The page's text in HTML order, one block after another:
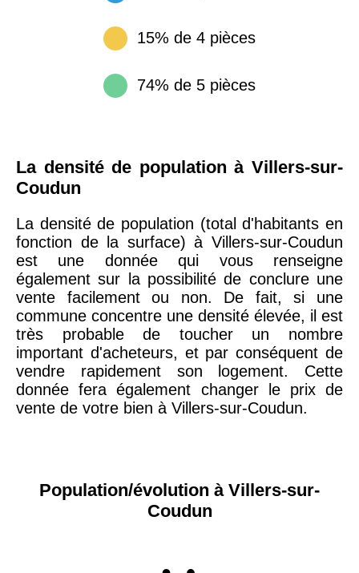
15% de 4 pièces
74% de 5 pièces
La densité de population à Villers-sur-
Coudun
La densité de population (total d'habitants en
fonction de la surface) à Villers-sur-Coudun
est une donnée qui vous renseigne
également sur la possibilité de conclure une
vente facilement ou non. De fait, si une
commune concentre une densité élevée, il est
très probable de toucher un nombre
important d'acheteurs, et par conséquent de
vendre rapidement son logement. Cette
donnée fera également changer le prix de
vente de votre bien à Villers-sur-Coudun.
Population/évolution à Villers-sur-
Coudun